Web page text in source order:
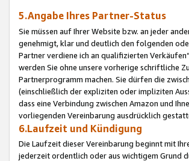
5.Angabe Ihres Partner-Status
Sie müssen auf Ihrer Website bzw. an jeder
genehmigt, klar und deutlich den folgenden
Partner verdiene ich an qualifizierten
werden Sie ohne unsere vorherige schriftliche
Partnerprogramm machen. Sie dürfen die
(einschließlich der expliziten oder impliziten
dass eine Verbindung zwischen Amazon und
vorliegenden Vereinbarung ausdrücklich
6.Laufzeit und Kündigung
Die Laufzeit dieser Vereinbarung beginnt mit
jederzeit ordentlich oder aus wichtigem Grund